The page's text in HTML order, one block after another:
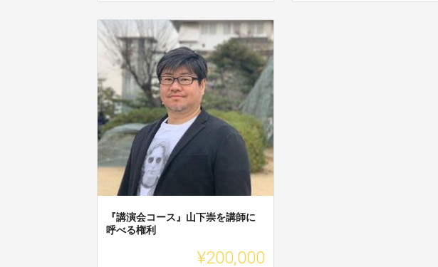
『講演会コース』山下崇を講師に
呼べる権利
¥200,000